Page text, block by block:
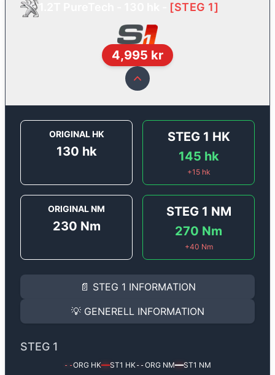
[STEG 1]
4,995 kr
ORIGINAL HK
130 hk
STEG 1 HK
145 hk
+15hk
ORIGINAL NM
230 Nm
STEG 1 NM
270 Nm
+40 Nm
📄 STEG 1 INFORMATION
INFORMATION
Steg 1
Peugeot 6008 1.2T
Effekten ökar från130 hktill145 hkoch
(+15 hk & +40 Nm).
Ger mer effekt, högre vridmoment, lägre
Steg 1 mjukvara justerar vi ett antal
💡 GENERELL INFORMATION
✅ All mjukvara är skräddarsydd för din bil
✅ Felsökning inann samt efter optimering
STEG 1
--ORG HK━━ST1 HK--ORG NM━━ST1 NM